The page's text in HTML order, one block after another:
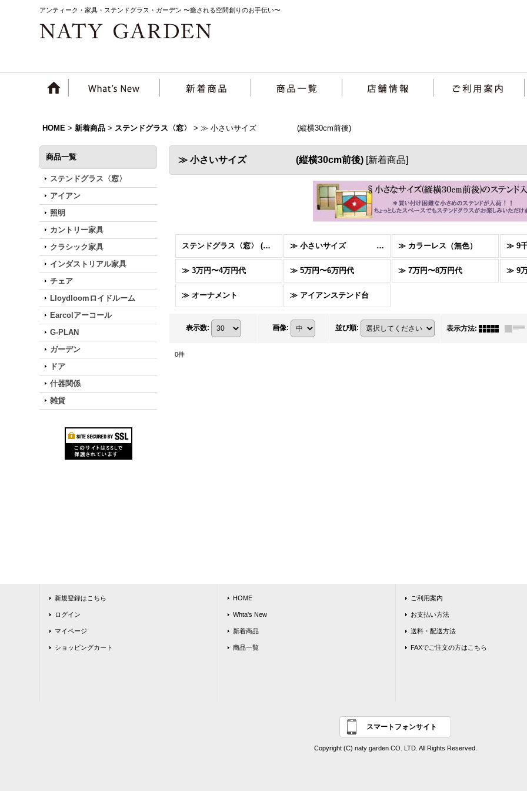
アンティーク・家具・ステンドグラス・ガーデン 〜癒される空間創りのお手伝い〜
HOME > 新着商品 > ステンドグラス〈窓〉 > ≫ 小さいサイズ (縦横30cm前後)
商品一覧
ステンドグラス〈窓〉
アイアン
照明
カントリー家具
クラシック家具
インダストリアル家具
チェア
Lloydloomロイドルーム
Earcolアーコール
G-PLAN
ガーデン
ドア
什器関係
雑貨
≫ 小さいサイズ (縦横30cm前後) [新着商品]
ステンドグラス〈窓〉 (全商品) ≫ 小さいサイズ (縦横30cm前後) ≫ カラーレス（無色） ≫ 9
≫ 3万円〜4万円代 ≫ 5万円〜6万円代 ≫ 7万円〜8万円代 ≫ 9
≫ オーナメント ≫ アイアンステンド台
表示数: 画像: 並び順: 表示方法:
0件
新規登録はこちら
ログイン
マイページ
ショッピングカート
HOME
Whta's New
新着商品
商品一覧
ご利用案内
お支払い方法
送料・配送方法
FAXでご注文の方はこちら
スマートフォンサイト
Copyright (C) naty garden CO. LTD. All Rights Reserved.